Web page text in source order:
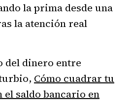
la prima desde una
la atención real
del dinero entre
Cómo cuadrar tu
el saldo bancario en